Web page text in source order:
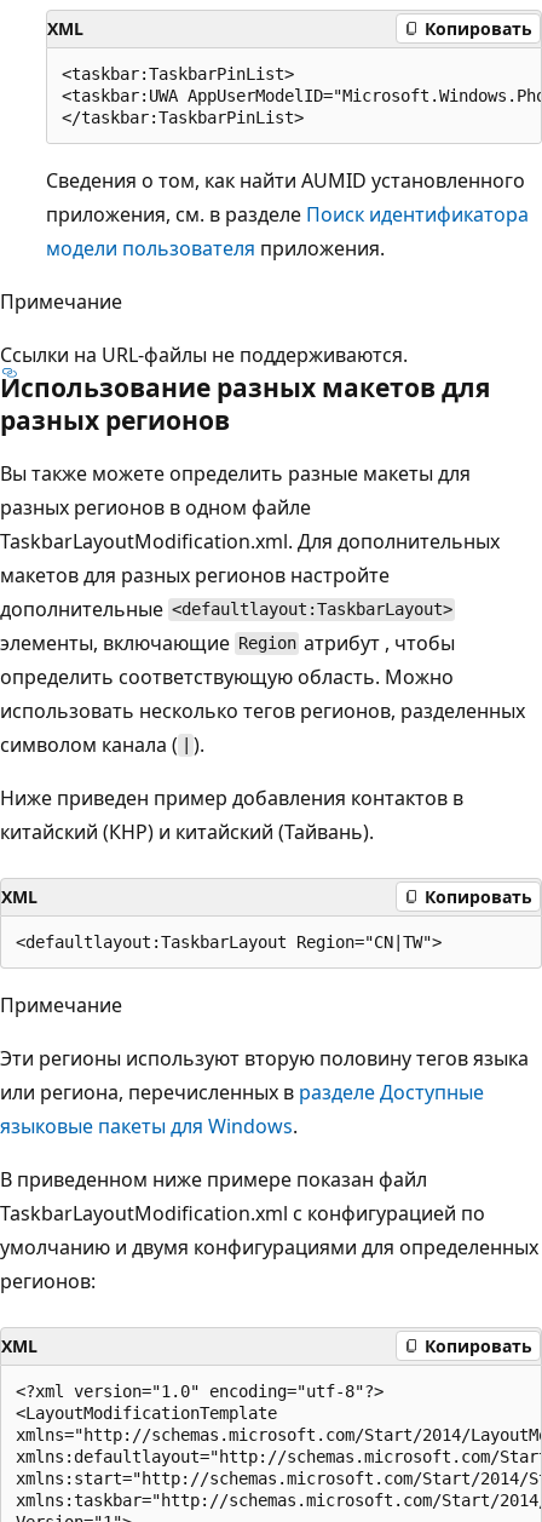
XML Копировать
<taskbar:TaskbarPinList>
<taskbar:UWA
Сведения о том, как найти AUMID установленного
приложения, см. в разделе Поиск идентификатора
модели пользователя приложения.
Примечание
Ссылки на URL-файлы не поддерживаются.
Использование разных макетов для
разных регионов
Вы также можете определить разные макеты для
разных регионов в одном файле
TaskbarLayoutModification.xml. Для дополнительных
макетов для разных регионов настройте
дополнительные <defaultlayout:TaskbarLayout>
элементы, включающие Region атрибут , чтобы
определить соответствующую область. Можно
использовать несколько тегов регионов, разделенных
символом канала (
).
Ниже приведен пример добавления контактов в
китайский (КНР) и китайский (Тайвань).
XML Копировать
Примечание
Эти регионы используют вторую половину тегов языка
или региона, перечисленных в разделе Доступные
языковые пакеты для Windows.
В приведенном ниже примере показан файл
TaskbarLayoutModification.xml с конфигурацией по
умолчанию и двумя конфигурациями для определенных
регионов:
XML Копировать
<?xml version="1.0" encoding="utf-8"?>
<LayoutModificationTemplate
xmlns="http://schemas.microsoft.com/Start/2014/
xmlns:defaultlayout="http://schemas.microsoft.com/
xmlns:start="http://schemas.microsoft.com/Start/2014/
xmlns:taskbar="http://schemas.microsoft.com/Start/